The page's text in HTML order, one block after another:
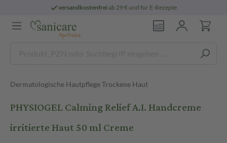
versandkostenfreiab 29 € und für E-Rezepte
Dermatologische Hautpflege Trockene Haut
PHYSIOGEL Calming Relief A.I. Handcreme
irritierte Haut 50 ml Creme